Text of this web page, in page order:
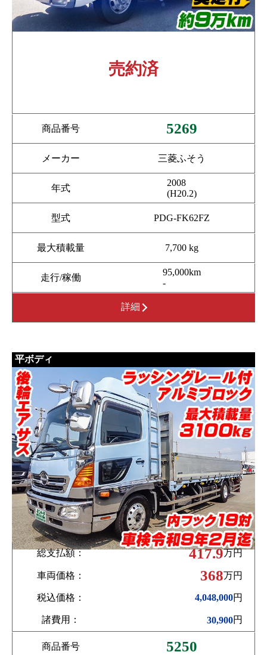
売約済
商品番号 5269
メーカー 三菱ふそう
年式
2008
(H20.2)
型式 PDG-FK62FZ
最大積載量 7,700 kg
走行/稼働
95,000km
-
詳細
平ボディ
総支払額： 417.9万円
車両価格： 368万円
税込価格： 4,048,000円
諸費用： 30,900円
商品番号 5250